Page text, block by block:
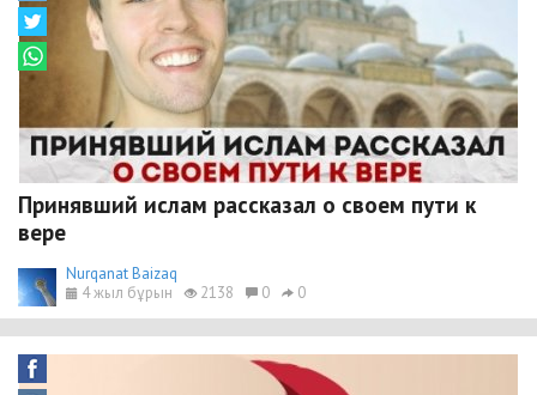
Принявший ислам рассказал о своем пути к
вере
Nurqanat Baizaq
4 жыл бұрын
2138 0 0